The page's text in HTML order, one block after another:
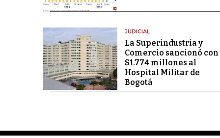
JUDICIAL
La Superindustria y
Comercio sancionó con
$1.774 millones al
Hospital Militar de
Bogotá